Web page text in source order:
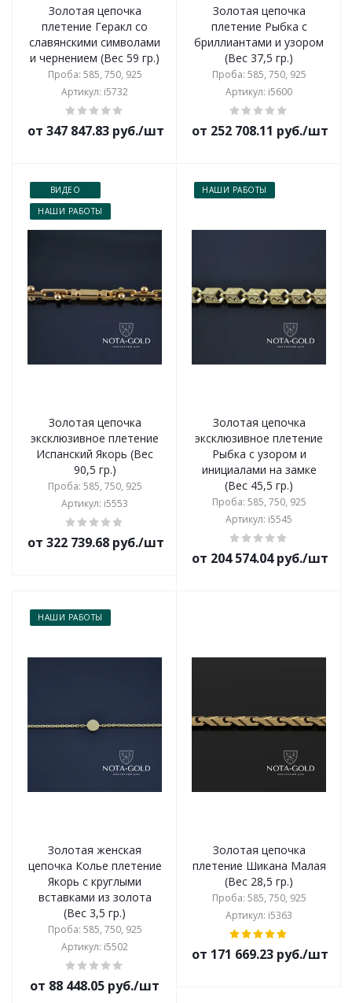
Золотая цепочка
плетение Геракл со
славянскими символами
и чернением (Вес 59 гр.)
Проба: 585, 750, 925
Артикул: i5732
от 347 847.83 руб./шт
Золотая цепочка
плетение Рыбка с
бриллиантами и узором
(Вес 37,5 гр.)
Проба: 585, 750, 925
Артикул: i5600
от 252 708.11 руб./шт
ВИДЕО
НАШИ РАБОТЫ
Золотая цепочка
эксклюзивное плетение
Испанский Якорь (Вес
90,5 гр.)
Проба: 585, 750, 925
Артикул: i5553
от 322 739.68 руб./шт
НАШИ РАБОТЫ
Золотая цепочка
эксклюзивное плетение
Рыбка с узором и
инициалами на замке
(Вес 45,5 гр.)
Проба: 585, 750, 925
Артикул: i5545
от 204 574.04 руб./шт
НАШИ РАБОТЫ
Золотая женская
цепочка Колье плетение
Якорь с круглыми
вставками из золота
(Вес 3,5 гр.)
Проба: 585, 750, 925
Артикул: i5502
от 88 448.05 руб./шт
Золотая цепочка
плетение Шикана Малая
(Вес 28,5 гр.)
Проба: 585, 750, 925
Артикул: i5363
от 171 669.23 руб./шт